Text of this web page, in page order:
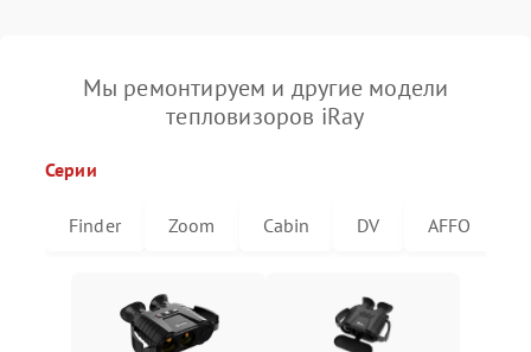
Мы ремонтируем и другие модели
тепловизоров iRay
Серии
Finder Zoom Cabin DV AFFO